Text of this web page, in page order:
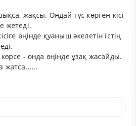
жақсы. Ондай түс көрген кісі
жетеді.
өңінде қуаныш әкелетін істің
- онда өңінде ұзақ жасайды.
жатса......